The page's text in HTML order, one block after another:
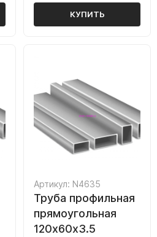
КУПИТЬ
Артикул: N4635
Труба профильная
прямоугольная
120х60х3.5